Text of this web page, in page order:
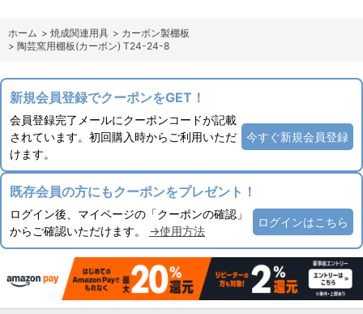
ホーム > 焼成関連用具 > カーボン製棚板
> 陶芸窯用棚板(カーボン) T24-24-8
新規会員登録でクーポンをGET！
会員登録完了メールにクーポンコードが記載
されています。初回購入時からご利用いただ
けます。
今すぐ新規会員登録
既存会員の方にもクーポンをプレゼント！
ログイン後、マイページの「クーポンの確認」
からご確認いただけます。 →使用方法
ログインはこちら